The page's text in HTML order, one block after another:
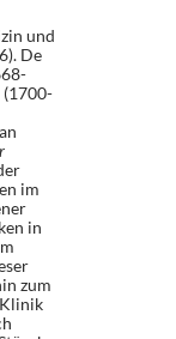
und
De
(1700-
im
in
zum